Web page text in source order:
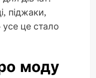
піджаки,
усе це стало
моду